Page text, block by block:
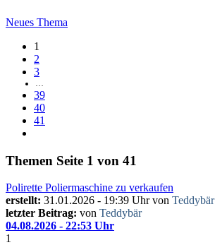
Neues Thema
1
2
3
…
39
40
41
Themen Seite 1 von 41
Polirette Poliermaschine zu verkaufen
erstellt: 31.01.2026 - 19:39 Uhr von Teddybär
letzter Beitrag: von Teddybär
04.08.2026 - 22:53 Uhr
1